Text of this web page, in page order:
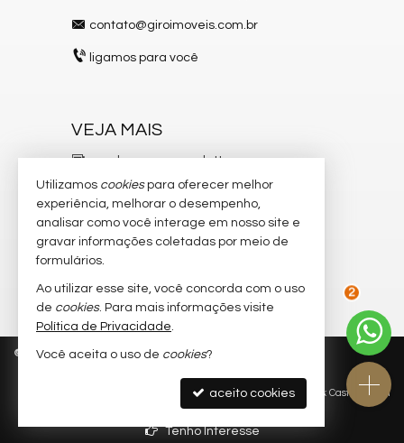
contato@giroimoveis.com.br
ligamos para você
VEJA MAIS
receba nosso newsletter
indicadores financeiros
cadastre seu imóvel
imóveis favoritos
mapa de imóveis
© 2026 CRECI/SC 6.204-J Política de Privacidade
Site para imobiliárias: Castel Digital
2
Tenho Interesse
Utilizamos cookiespara oferecer melhor
experiência, melhorar o desempenho,
analisar como você interage em nosso site e
gravar informações coletadas por meio de
formulários.
Ao utilizar esse site, você concorda com o uso
de cookies. Para mais informações visite
Política de Privacidade.
Você aceita o uso de cookies?
aceito cookies